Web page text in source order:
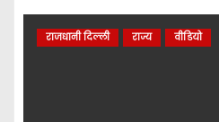
राजधानी दिल्ली राज्य वीडियो